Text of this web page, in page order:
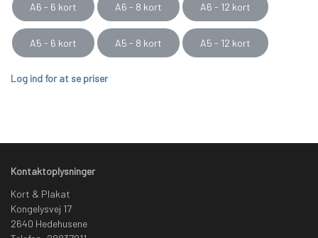
A6 - 6 kort A6 - 8 kort A6 - 12 kort
A5 - 6 kort A5 - 8 kort A5 - 12 kort
Log ind for at se priser
Kontaktoplysninger
Kort & Plakat
Kongelysvej 17
2640 Hedehusene